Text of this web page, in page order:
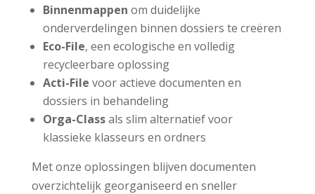
Binnenmappen om duidelijke
onderverdelingen binnen dossiers te creëren
Eco-File, een ecologische en volledig
recycleerbare oplossing
Acti-File voor actieve documenten en
dossiers in behandeling
Orga-Classals slim alternatief voor
klassieke klasseurs en ordners
Met onze oplossingen blijven documenten
overzichtelijk georganiseerd en sneller